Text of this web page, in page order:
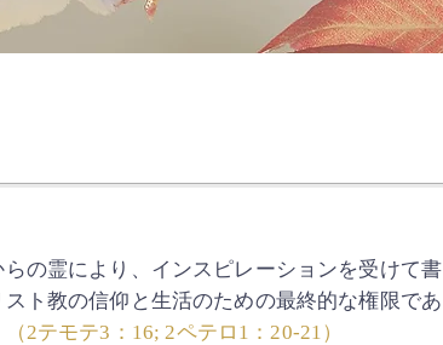
の霊により、インスピレーションを受けて書
ト教の信仰と生活のための最終的な権限であ
（2テモテ3：16; 2ペテロ1：20-21）